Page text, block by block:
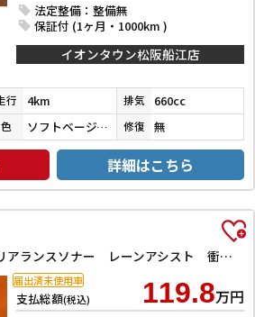
法定整備：整備無
保証付 (1ヶ月・1000km )
イオンタウン松阪船江店
行 4km 排気 660cc
色 ソフトベージュメタリック 修復 無
詳細はこちら
L 届出済未使用車 クリアランスソナー レーンアシスト 衝突被害軽減システム オートライト キーレスエントリー アイドリングストップ 電動格納ミラー シートヒーター CVT 盗難防止システム
支払総額(税込) 119.8万円
届出済未使用車